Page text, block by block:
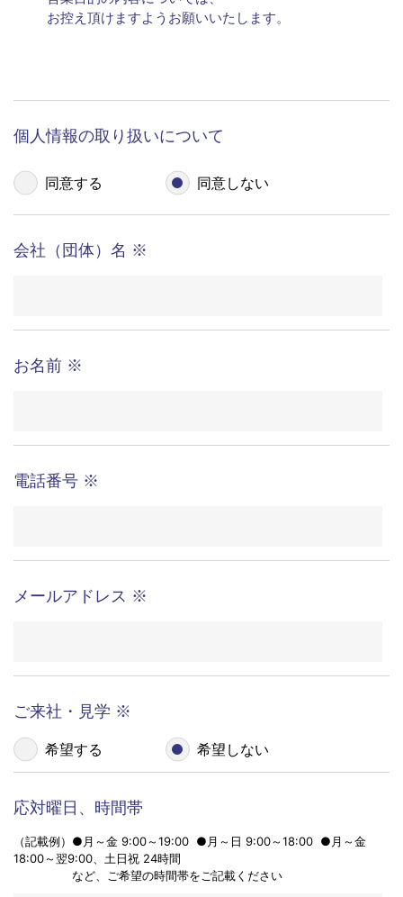
式な照会を受けた場合
危険があり、緊急の必要性がある場合
情報を預託することはございません。
必須項目についてはあらかじめその旨を入力欄に明
5
個人情報保護方針については、当社ウェブページ
する苦情、開示、変更、削除、利用および提供の拒
【管理者】
セントラル・アイ株式会社 個人情報管理責任者
【個人情報に関するお問い合わせ窓口】
13 新宿ＴＲビル２Ｆ 個人情報管理責任者
TEL：03-5308-0777 FAX：03-5308-0222
お控え頂けますようお願いいたします。
個人情報の取り扱いについて
同意する 同意しない
会社（団体）名 ※
お名前 ※
電話番号 ※
メールアドレス ※
ご来社・見学 ※
希望する 希望しない
応対曜日、時間帯
（記載例）●月～金 9:00～19:00 ●月～日 9:00～18:00 ●月～金
18:00～翌9:00、土日祝 24時間
など、ご希望の時間帯をご記載ください